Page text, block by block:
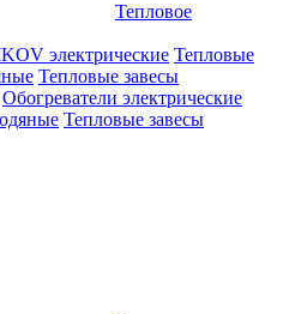
Тепловое
электрические Тепловые
Тепловые завесы
Обогреватели электрические
Тепловые завесы